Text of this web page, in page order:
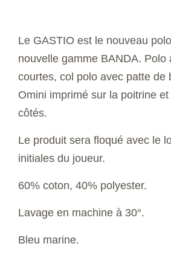
Le GASTIO est le nouveau
nouvelle gamme BANDA. Polo
courtes, col polo avec patte de
Omini imprimé sur la poitrine
côtés.
Le produit sera floqué avec le
initiales du joueur.
60% coton, 40% polyester.
Lavage en machine à 30°.
Bleu marine.